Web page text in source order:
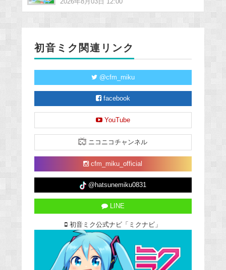
2026年8月03日 12:00
初音ミク関連リンク
@cfm_miku
facebook
YouTube
ニコニコチャンネル
cfm_miku_official
@hatsunemiku0831
LINE
初音ミク公式ナビ「ミクナビ」